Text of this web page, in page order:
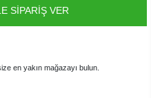
SİPARİŞ VER
en yakın mağazayı bulun.